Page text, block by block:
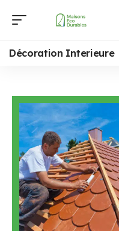
Décoration Interieure